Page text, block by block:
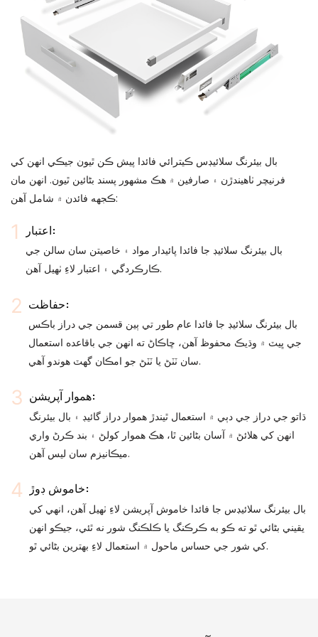
بال بيئرنگ سلائيڊس ڪيترائي فائدا پيش ڪن ٿيون جيڪي انهن کي
فرنيچر ٺاهيندڙن ۽ صارفين ۾ هڪ مشهور پسند بڻائين ٿيون. انهن مان
ڪجهه فائدن ۾ شامل آهن:
اعتبار:
بال بيئرنگ سلائيڊ جا فائدا پائيدار مواد ۽ خاصيتن سان سالن جي
ڪارڪردگي ۽ اعتبار لاءِ ٺهيل آهن.
حفاظت:
بال بيئرنگ سلائيڊ جا فائدا عام طور تي ٻين قسمن جي دراز باڪس
جي ڀيٽ ۾ وڌيڪ محفوظ آهن، ڇاڪاڻ ته انهن جي باقاعده استعمال
سان ٽٽڻ يا ٽٽڻ جو امڪان گهٽ هوندو آهي.
هموار آپريشن:
ڌاتو جي دراز جي دٻي ۾ استعمال ٿيندڙ هموار دراز گائيڊ ۽ بال بيئرنگ
انهن کي هلائڻ ۾ آسان بڻائين ٿا، هڪ هموار کولڻ ۽ بند ڪرڻ واري
ميڪانيزم سان ليس آهن.
خاموش ڊوڙ:
بال بيئرنگ سلائيڊس جا فائدا خاموش آپريشن لاءِ ٺهيل آهن، انهي کي
يقيني بڻائي ٿو ته ڪو به ڪرڪنگ يا ڪلڪنگ شور نه ٿئي، جيڪو انهن
کي شور جي حساس ماحول ۾ استعمال لاءِ بهترين بڻائي ٿو.